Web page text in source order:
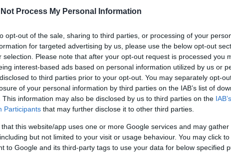
Not Process My Personal Information
opt-out of the sale, sharing to third parties, or processing of your
for targeted advertising by us, please use the below opt-out
selection. Please note that after your opt-out request is processed you
interest-based ads based on personal information utilized by us or
to third parties prior to your opt-out. You may separately opt-
of your personal information by third parties on the IAB’s list of
This information may also be disclosed by us to third parties on the
Participants that may further disclose it to other third parties.
that this website/app uses one or more Google services and may
but not limited to your visit or usage behaviour. You may click
to Google and its third-party tags to use your data for below specified
στην ποπ κουλτούρα
τους ξεβρακώσει. Από την ώρα που ο
όλοι».
ο Κουρής».